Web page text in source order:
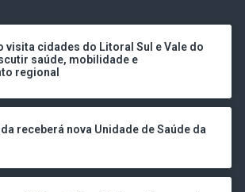
visita cidades do Litoral Sul e Vale do
saúde, mobilidade e
regional
receberá nova Unidade de Saúde da